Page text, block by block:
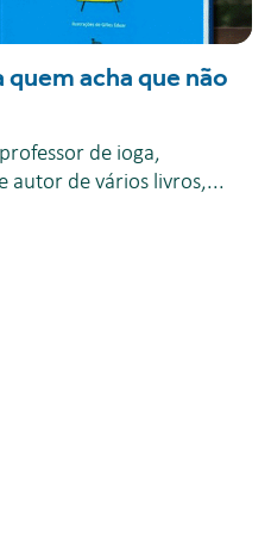
acha que não
de ioga,
autor de vários livros,...